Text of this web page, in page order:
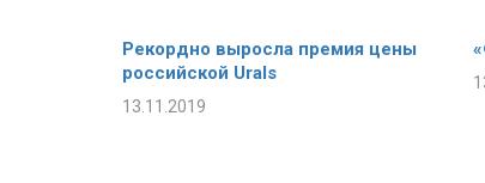
Рекордно выросла премия цены
российской Urals
13.11.2019